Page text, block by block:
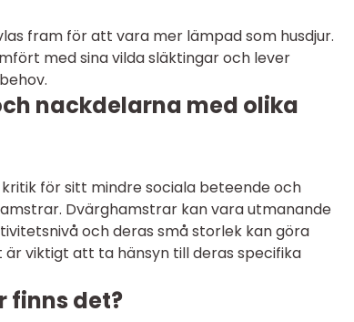
fram för att vara mer lämpad som husdjur.
med sina vilda släktingar och lever
nackdelarna med olika
för sitt mindre sociala beteende och
Dvärghamstrar kan vara utmanande
och deras små storlek kan göra
viktigt att ta hänsyn till deras specifika
finns det?